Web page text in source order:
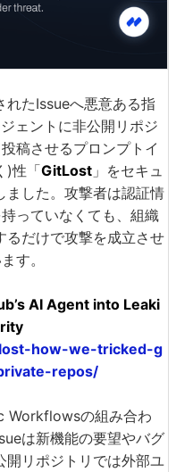
たIssueへ悪意ある指
ェントに非公開リポジ
稿させるプロンプトイ
)性「GitLost 」をセキュ
ました。攻撃者は認証情
っていなくても、組織
るだけで攻撃を成立させ
す。
AI Agent into Leaki
how-we-tricked-g
repos/
Workflowsの組み合わ
は新機能の要望やバグ
リポジトリでは外部ユ